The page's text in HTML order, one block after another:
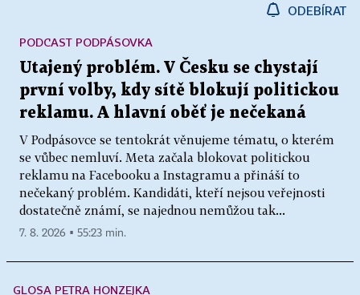
ODEBÍRAT
Utajený problém. V Česku se chystají
první volby, kdy sítě blokují politickou
reklamu. A hlavní oběť je nečekaná
V Podpásovce se tentokrát věnujeme tématu, o kterém
se vůbec nemluví. Meta začala blokovat politickou
reklamu na Facebooku a Instagramu a přináší to
nečekaný problém. Kandidáti, kteří nejsou veřejnosti
dostatečně známí, se najednou nemůžou tak...
PODCAST PODPÁSOVKA
7. 8. 2026 ▪ 55:23 min.
GLOSA PETRA HONZEJKA